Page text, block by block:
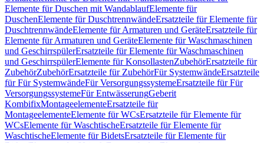
Elemente für Duschen mit WandablaufElemente für
DuschenElemente für DuschtrennwändeErsatzteile für Elemente für
DuschtrennwändeElemente für Armaturen und GeräteErsatzteile für
Elemente für Armaturen und GeräteElemente für Waschmaschinen
und GeschirrspülerErsatzteile für Elemente für Waschmaschinen
und GeschirrspülerElemente für KonsollastenZubehörErsatzteile für
ZubehörZubehörErsatzteile für ZubehörFür SystemwändeErsatzteile
für Für SystemwändeFür VersorgungssystemeErsatzteile für Für
VersorgungssystemeFür EntwässerungGeberit
KombifixMontageelementeErsatzteile für
MontageelementeElemente für WCsErsatzteile für Elemente für
WCsElemente für WaschtischeErsatzteile für Elemente für
WaschtischeElemente für BidetsErsatzteile für Elemente für